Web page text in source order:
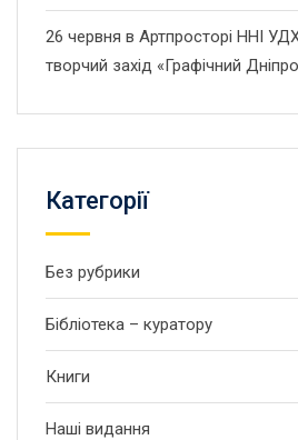
26 червня в Артпросторі ННІ
творчий захід «Графічний
Категорії
Без рубрики
Бібліотека – куратору
Книги
Наші видання